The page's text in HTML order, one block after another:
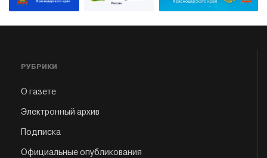
РУБРИКИ
О газете
Электронный архив
Подписка
Официальные опубликования